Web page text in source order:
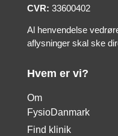
CVR: 33600402
Al henvendelse
aflysninger skal ske
Hvem er vi?
Om
FysioDanmark
Find klinik